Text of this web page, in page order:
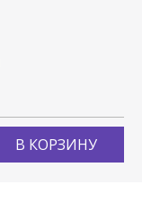
В КОРЗИНУ